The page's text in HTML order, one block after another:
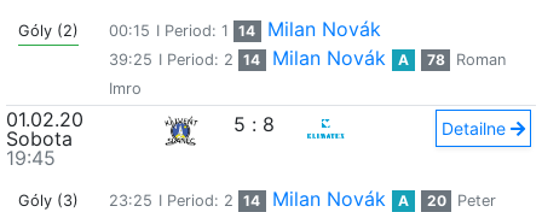
Góly (2) 00:15 I Period: 1 14 Milan Novák
39:25 I Period: 2 14 Milan Novák A 78
Roman
Imro
01.02.20
Sobota
19:45
5 : 8 Detailne
Góly (3) 23:25 I Period: 2 14 Milan Novák A 20
Peter